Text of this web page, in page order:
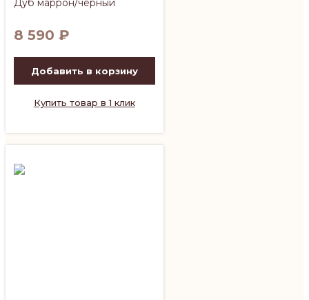
Дуб маррон/черный
8 590 ₽
Добавить в корзину
Купить товар в 1 клик